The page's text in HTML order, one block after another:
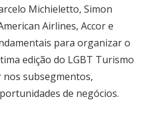
Michieletto, Simon
Airlines, Accor e
para organizar o
edição do LGBT Turismo
subsegmentos,
de negócios.